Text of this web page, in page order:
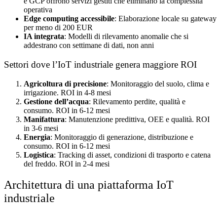
operativa
Edge computing accessibile: Elaborazione locale su gateway
per meno di 200 EUR
IA integrata: Modelli di rilevamento anomalie che si
addestrano con settimane di dati, non anni
Settori dove l’IoT industriale genera maggiore ROI
Agricoltura di precisione: Monitoraggio del suolo, clima e
irrigazione. ROI in 4-8 mesi
Gestione dell’acqua: Rilevamento perdite, qualità e
consumo. ROI in 6-12 mesi
Manifattura: Manutenzione predittiva, OEE e qualità. ROI
in 3-6 mesi
Energia: Monitoraggio di generazione, distribuzione e
consumo. ROI in 6-12 mesi
Logistica: Tracking di asset, condizioni di trasporto e catena
del freddo. ROI in 2-4 mesi
Architettura di una piattaforma IoT
industriale